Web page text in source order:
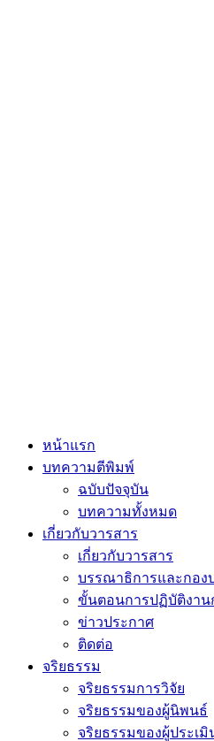
หน้าแรก
บทความตีพิมพ์
ฉบับปัจจุบัน
บทความทั้งหมด
เกี่ยวกับวารสาร
เกี่ยวกับวารสาร
บรรณาธิการและกอง
ขั้นตอนการปฏิบัติงาน
ข่าวประกาศ
ติดต่อ
จริยธรรม
จริยธรรมการวิจัย
จริยธรรมของผู้นิพนธ์
จริยธรรมของผู้ประเ